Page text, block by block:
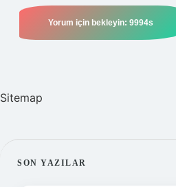
Sitemap
SIDEBAR
SON YAZILAR